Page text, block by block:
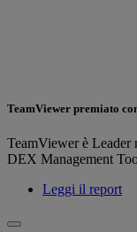
TeamViewer premiato
TeamViewer è
DEX Management
Leggi il report